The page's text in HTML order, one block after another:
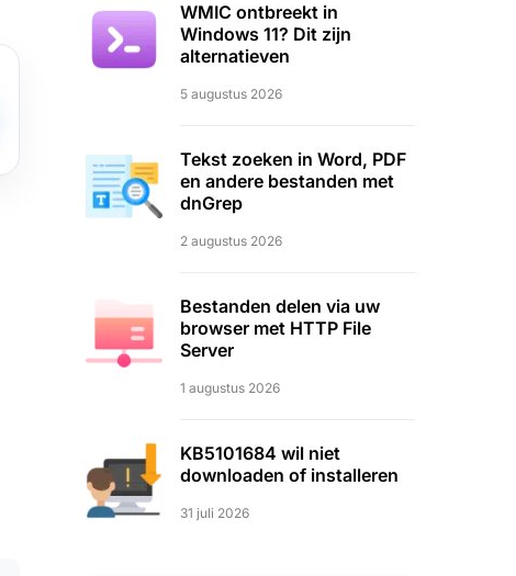
WMIC ontbreekt in
Windows 11? Dit zijn
alternatieven
5 augustus 2026
Tekst zoeken in Word, PDF
en andere bestanden met
dnGrep
2 augustus 2026
Bestanden delen via uw
browser met HTTP File
Server
1 augustus 2026
KB5101684 wil niet
downloaden of installeren
31 juli 2026